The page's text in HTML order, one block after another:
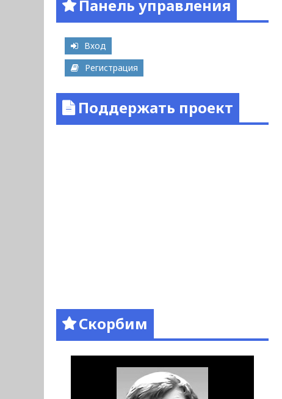
Панель управления
Вход
Регистрация
Поддержать проект
Скорбим